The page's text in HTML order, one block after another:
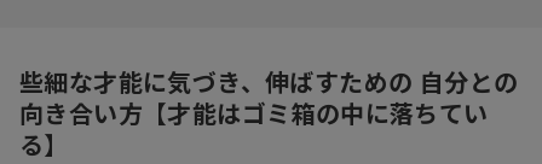
些細な才能に気づき、伸ばすための 自分との
向き合い方【才能はゴミ箱の中に落ちてい
る】